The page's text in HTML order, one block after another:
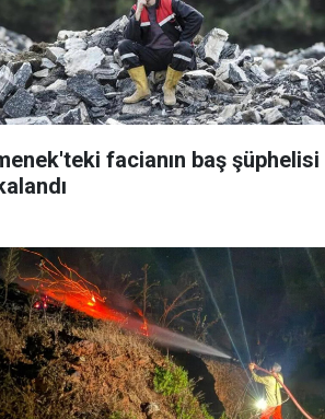
facianın baş şüphelisi